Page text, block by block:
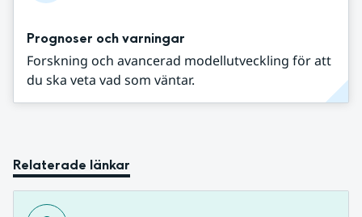
Prognoser och varningar
Forskning och avancerad modellutveckling för att
du ska veta vad som väntar.
Relaterade länkar